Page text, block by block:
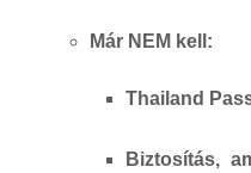
Már NEM kell:
Thailand
Biztosítás,